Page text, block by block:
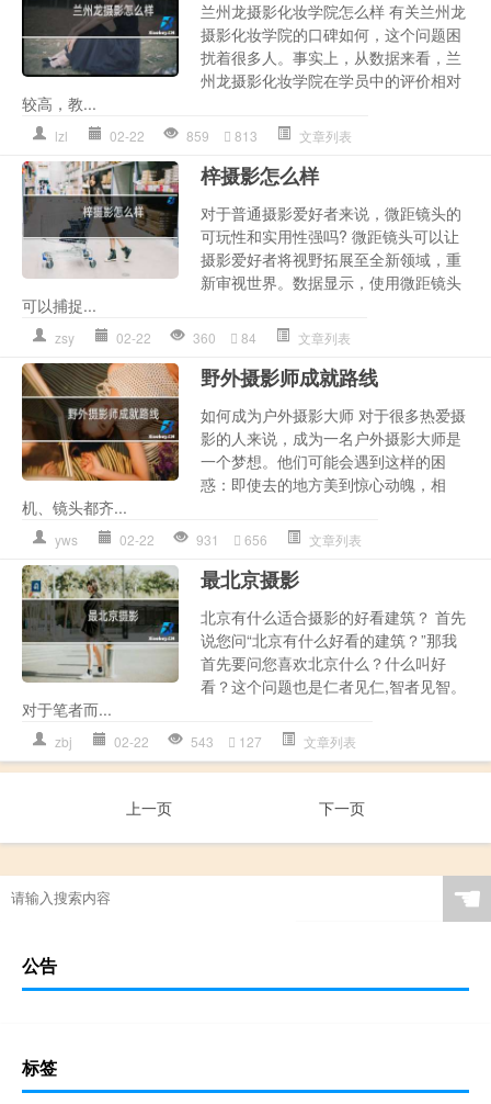
兰州龙摄影化妆学院怎么样 有关兰州龙
摄影化妆学院的口碑如何，这个问题困
扰着很多人。事实上，从数据来看，兰
州龙摄影化妆学院在学员中的评价相对
较高，教...
lzl 02-22 859 813 文章列表
梓摄影怎么样
对于普通摄影爱好者来说，微距镜头的
可玩性和实用性强吗? 微距镜头可以让
摄影爱好者将视野拓展至全新领域，重
新审视世界。数据显示，使用微距镜头
可以捕捉...
zsy 02-22 360 84 文章列表
野外摄影师成就路线
如何成为户外摄影大师 对于很多热爱摄
影的人来说，成为一名户外摄影大师是
一个梦想。他们可能会遇到这样的困
惑：即使去的地方美到惊心动魄，相
机、镜头都齐...
yws 02-22 931 656 文章列表
最北京摄影
北京有什么适合摄影的好看建筑？ 首先
说您问“北京有什么好看的建筑？”那我
首先要问您喜欢北京什么？什么叫好
看？这个问题也是仁者见仁,智者见智。
对于笔者而...
zbj 02-22 543 127 文章列表
上一页 下一页
☚
公告
标签